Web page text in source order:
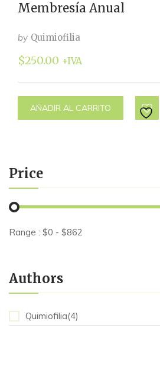
Price
Range : $0 - $862
Authors
Quimiofilia(4)
Membresía Anual
by Quimiofilia
$250.00 +IVA
AÑADIR AL CARRITO